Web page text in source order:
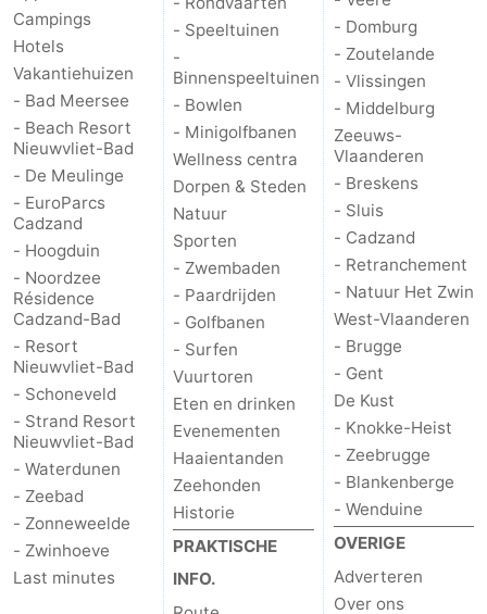
Campings
Hotels
Vakantiehuizen
- Bad Meersee
- Beach Resort
Nieuwvliet-Bad
- De Meulinge
- EuroParcs
Cadzand
- Hoogduin
- Noordzee
Résidence
Cadzand-Bad
- Resort
Nieuwvliet-Bad
- Schoneveld
- Strand Resort
Nieuwvliet-Bad
- Waterdunen
- Zeebad
- Zonneweelde
- Zwinhoeve
Last minutes
- Speeltuinen
-
Binnenspeeltuinen
- Bowlen
- Minigolfbanen
Wellness centra
Dorpen & Steden
Natuur
Sporten
- Zwembaden
- Paardrijden
- Golfbanen
- Surfen
Vuurtoren
Eten en drinken
Evenementen
Haaientanden
Zeehonden
Historie
PRAKTISCHE
INFO.
- Domburg
- Zoutelande
- Vlissingen
- Middelburg
Zeeuws-
Vlaanderen
- Breskens
- Sluis
- Cadzand
- Retranchement
- Natuur Het Zwin
West-Vlaanderen
- Brugge
- Gent
De Kust
- Knokke-Heist
- Zeebrugge
- Blankenberge
- Wenduine
OVERIGE
Adverteren
Over ons